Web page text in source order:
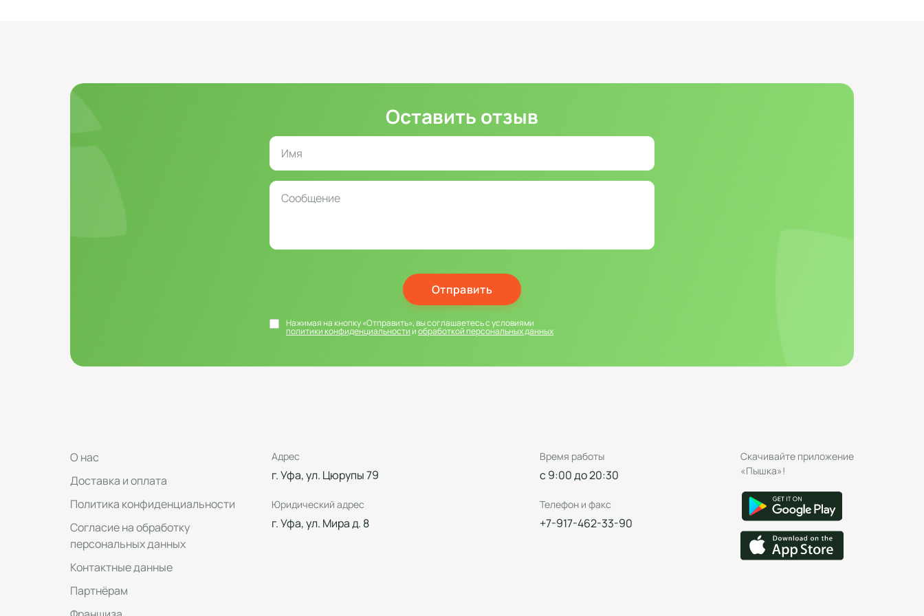
Оставить отзыв
Отправить
Нажимая на кнопку «Отправить», вы соглашаетесь с условиями
политики конфиденциальностииобработкой персональных данных
О нас
Доставка и оплата
Политика конфиденциальности
Согласие на обработку
персональных данных
Контактные данные
Партнёрам
Адрес
г. Уфа, ул. Цюрупы 79
Юридический адрес
г. Уфа, ул. Мира д. 8
Время работы
с 9:00 до 20:30
Телефон и факс
+7-917-462-33-90
Скачивайте приложение
«Пышка»!